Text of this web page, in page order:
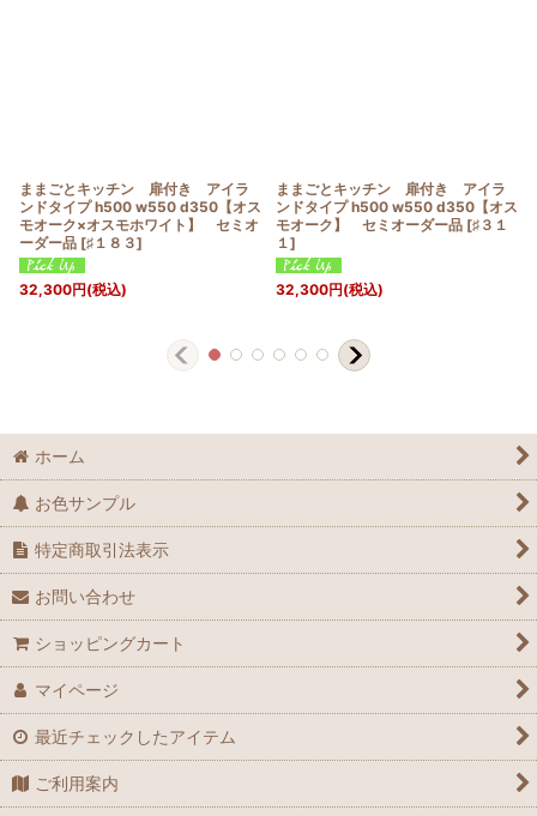
ままごとキッチン 扉付き アイラ
ンドタイプ h500 w550 d350【オス
モオーク×オスモホワイト】 セミオ
ーダー品 [♯１８３]
32,300円(税込)
ままごとキッチン 扉付き アイラ
ンドタイプ h500 w550 d350【オス
モオーク】 セミオーダー品 [♯３１
１]
32,300円(税込)
ホーム
お色サンプル
特定商取引法表示
お問い合わせ
ショッピングカート
マイページ
最近チェックしたアイテム
ご利用案内